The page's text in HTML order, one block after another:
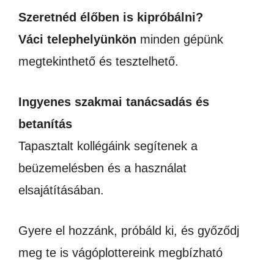
Szeretnéd élőben is kipróbálni?
Váci telephelyünkön minden gépünk
megtekinthető és tesztelhető.
Ingyenes szakmai tanácsadás és
betanítás
Tapasztalt kollégáink segítenek a
beüzemelésben és a használat
elsajátításában.
Gyere el hozzánk, próbáld ki, és győződj
meg te is vágóplottereink megbízható